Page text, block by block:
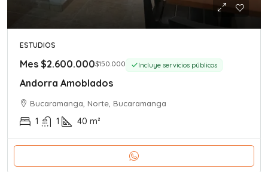
ESTUDIOS
Mes $2.600.000$150.000 Incluye servicios públicos
Andorra Amoblados
Bucaramanga, Norte, Bucaramanga
1 1 40 m²